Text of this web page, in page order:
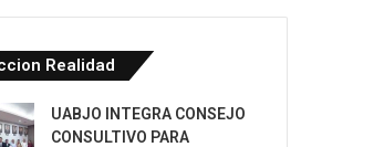
Realidad
UABJO INTEGRA CONSEJO
CONSULTIVO PARA